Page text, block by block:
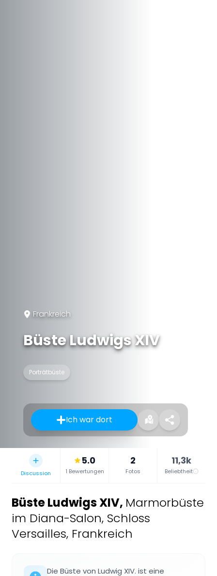
Frankreich
Büste Ludwigs XIV
Porträtbüste
Ich war dort
Discussion
5.0
1 Bewertungen
2
Fotos
11,3k
Beliebtheit
Büste Ludwigs XIV, Marmorbüste
im Diana-Salon, Schloss
Versailles, Frankreich
Die Büste von Ludwig XIV. ist eine